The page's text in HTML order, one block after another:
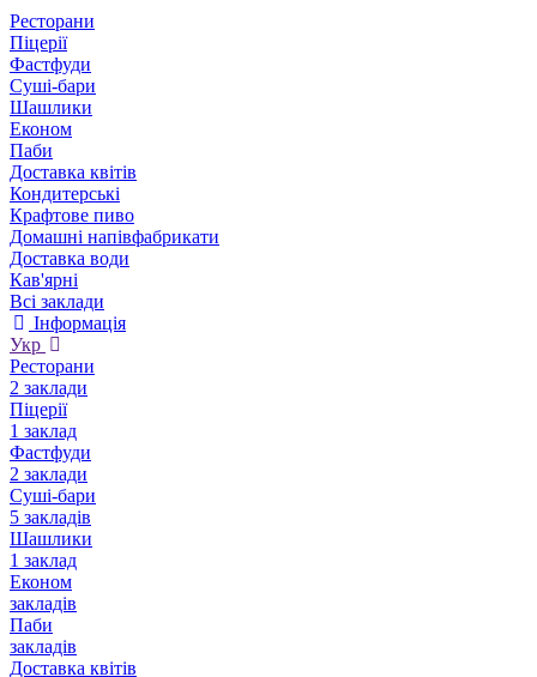
Ресторани
Піцерії
Фастфуди
Суші-бари
Шашлики
Економ
Паби
Доставка квітів
Кондитерські
Крафтове пиво
Домашні напівфабрикати
Доставка води
Кав'ярні
Всі заклади
Інформація
Укр
Ресторани
2 заклади
Піцерії
1 заклад
Фастфуди
2 заклади
Суші-бари
5 закладів
Шашлики
1 заклад
Економ
закладів
Паби
закладів
Доставка квітів